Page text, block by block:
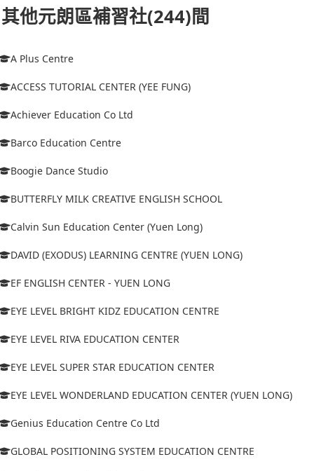
其他元朗區補習社(244)間
A Plus Centre
ACCESS TUTORIAL CENTER (YEE FUNG)
Achiever Education Co Ltd
Barco Education Centre
Boogie Dance Studio
BUTTERFLY MILK CREATIVE ENGLISH SCHOOL
Calvin Sun Education Center (Yuen Long)
DAVID (EXODUS) LEARNING CENTRE (YUEN LONG)
EF ENGLISH CENTER - YUEN LONG
EYE LEVEL BRIGHT KIDZ EDUCATION CENTRE
EYE LEVEL RIVA EDUCATION CENTER
EYE LEVEL SUPER STAR EDUCATION CENTER
EYE LEVEL WONDERLAND EDUCATION CENTER (YUEN LONG)
Genius Education Centre Co Ltd
GLOBAL POSITIONING SYSTEM EDUCATION CENTRE